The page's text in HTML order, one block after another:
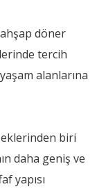
döner
tercih
alanlarına
biri
daha geniş ve
yapısı